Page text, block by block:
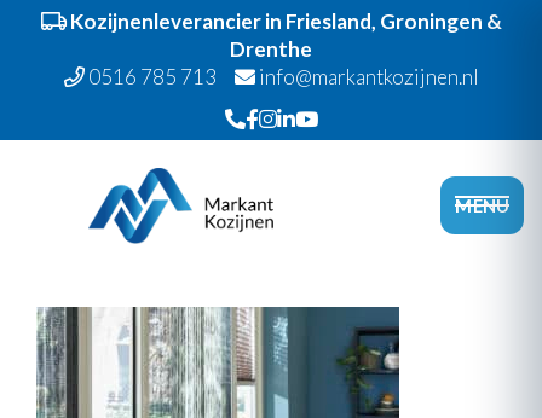
Kozijnenleverancier in Friesland, Groningen &
Drenthe
0516 785 713
info@markantkozijnen.nl
hoofdnavigatie
hoofd
MENU